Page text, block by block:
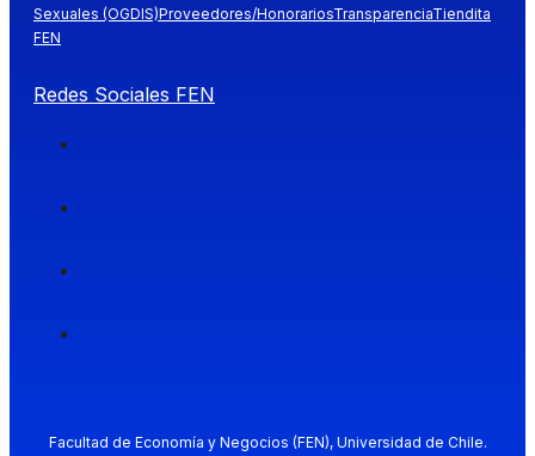
Sexuales (OGDIS)Proveedores/HonorariosTransparenciaTiendita
FEN
Redes Sociales FEN
Facultad de Economía y Negocios (FEN), Universidad de Chile.